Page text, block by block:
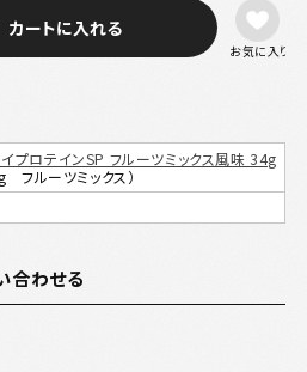
プロテインSP フルーツミックス風味 34g
フルーツミックス）
お気に入り
合わせる